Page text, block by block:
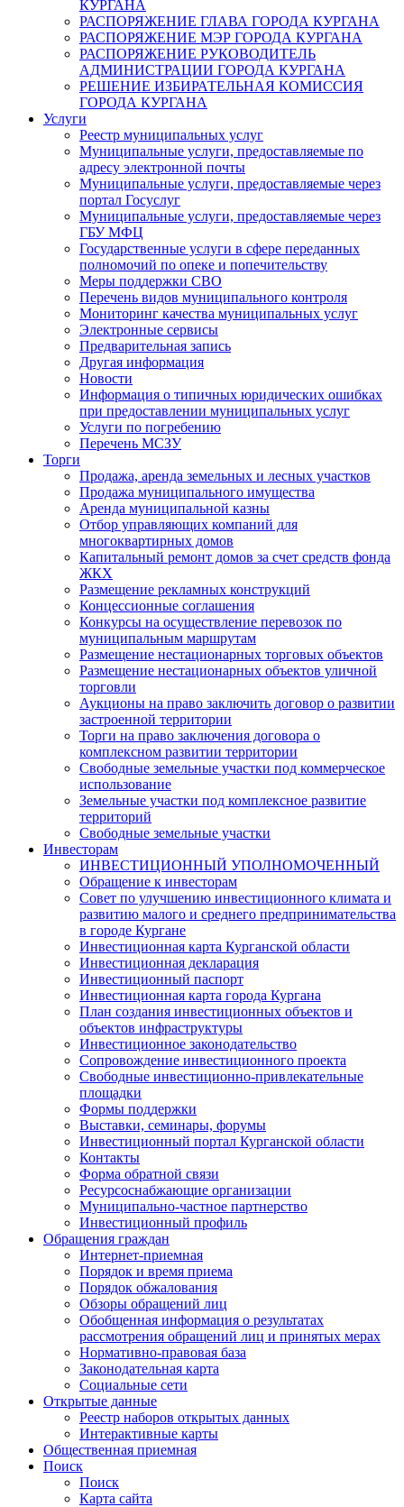
КУРГАНА
РАСПОРЯЖЕНИЕ ГЛАВА ГОРОДА КУРГАНА
РАСПОРЯЖЕНИЕ МЭР ГОРОДА КУРГАНА
РАСПОРЯЖЕНИЕ РУКОВОДИТЕЛЬ
АДМИНИСТРАЦИИ ГОРОДА КУРГАНА
РЕШЕНИЕ ИЗБИРАТЕЛЬНАЯ КОМИССИЯ
ГОРОДА КУРГАНА
Услуги
Реестр муниципальных услуг
Муниципальные услуги, предоставляемые по
адресу электронной почты
Муниципальные услуги, предоставляемые через
портал Госуслуг
Муниципальные услуги, предоставляемые через
ГБУ МФЦ
Государственные услуги в сфере переданных
полномочий по опеке и попечительству
Меры поддержки СВО
Перечень видов муниципального контроля
Мониторинг качества муниципальных услуг
Электронные сервисы
Предварительная запись
Другая информация
Новости
Информация о типичных юридических ошибках
при предоставлении муниципальных услуг
Услуги по погребению
Перечень МСЗУ
Торги
Продажа, аренда земельных и лесных участков
Продажа муниципального имущества
Аренда муниципальной казны
Отбор управляющих компаний для
многоквартирных домов
Капитальный ремонт домов за счет средств фонда
ЖКХ
Размещение рекламных конструкций
Концессионные соглашения
Конкурсы на осуществление перевозок по
муниципальным маршрутам
Размещение нестационарных торговых объектов
Размещение нестационарных объектов уличной
торговли
Аукционы на право заключить договор о развитии
застроенной территории
Торги на право заключения договора о
комплексном развитии территории
Свободные земельные участки под коммерческое
использование
Земельные участки под комплексное развитие
территорий
Свободные земельные участки
Инвесторам
ИНВЕСТИЦИОННЫЙ УПОЛНОМОЧЕННЫЙ
Обращение к инвесторам
Совет по улучшению инвестиционного климата и
развитию малого и среднего предпринимательства
в городе Кургане
Инвестиционная карта Курганской области
Инвестиционная декларация
Инвестиционный паспорт
Инвестиционная карта города Кургана
План создания инвестиционных объектов и
объектов инфраструктуры
Инвестиционное законодательство
Сопровождение инвестиционного проекта
Свободные инвестиционно-привлекательные
площадки
Формы поддержки
Выставки, семинары, форумы
Инвестиционный портал Курганской области
Контакты
Форма обратной связи
Ресурсоснабжающие организации
Муниципально-частное партнерство
Инвестиционный профиль
Обращения граждан
Интернет-приемная
Порядок и время приема
Порядок обжалования
Обзоры обращений лиц
Обобщенная информация о результатах
рассмотрения обращений лиц и принятых мерах
Нормативно-правовая база
Законодательная карта
Социальные сети
Открытые данные
Реестр наборов открытых данных
Интерактивные карты
Общественная приемная
Поиск
Поиск
Карта сайта